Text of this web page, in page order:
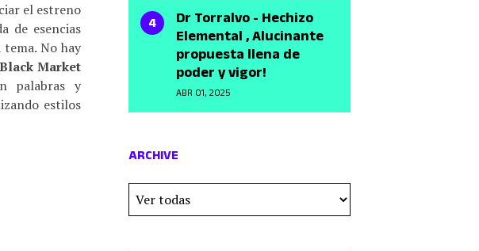
el estreno
de esencias
No hay
Black Market
palabras y
estilos
Dr Torralvo - Hechizo
Elemental , Alucinante
propuesta llena de
poder y vigor!
ABR 01, 2025
ARCHIVE